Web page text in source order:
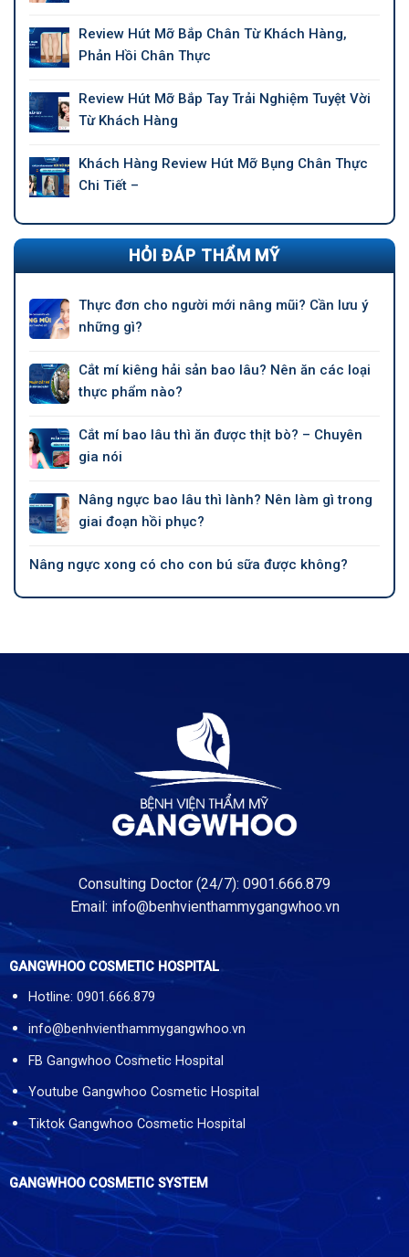
Review Hút Mỡ Bắp Chân Từ Khách Hàng,
Phản Hồi Chân Thực
Review Hút Mỡ Bắp Tay Trải Nghiệm Tuyệt Vời
Từ Khách Hàng
Khách Hàng Review Hút Mỡ Bụng Chân Thực
Chi Tiết –
HỎI ĐÁP THẨM MỸ
Thực đơn cho người mới nâng mũi? Cần lưu ý
những gì?
Cắt mí kiêng hải sản bao lâu? Nên ăn các loại
thực phẩm nào?
Cắt mí bao lâu thì ăn được thịt bò? – Chuyên
gia nói
Nâng ngực bao lâu thì lành? Nên làm gì trong
giai đoạn hồi phục?
Nâng ngực xong có cho con bú sữa được không?
Consulting Doctor (24/7): 0901.666.879
Email: info@benhvienthammygangwhoo.vn
GANGWHOO COSMETIC HOSPITAL
Hotline: 0901.666.879
info@benhvienthammygangwhoo.vn
FB Gangwhoo Cosmetic Hospital
Youtube Gangwhoo Cosmetic Hospital
Tiktok Gangwhoo Cosmetic Hospital
GANGWHOO COSMETIC SYSTEM